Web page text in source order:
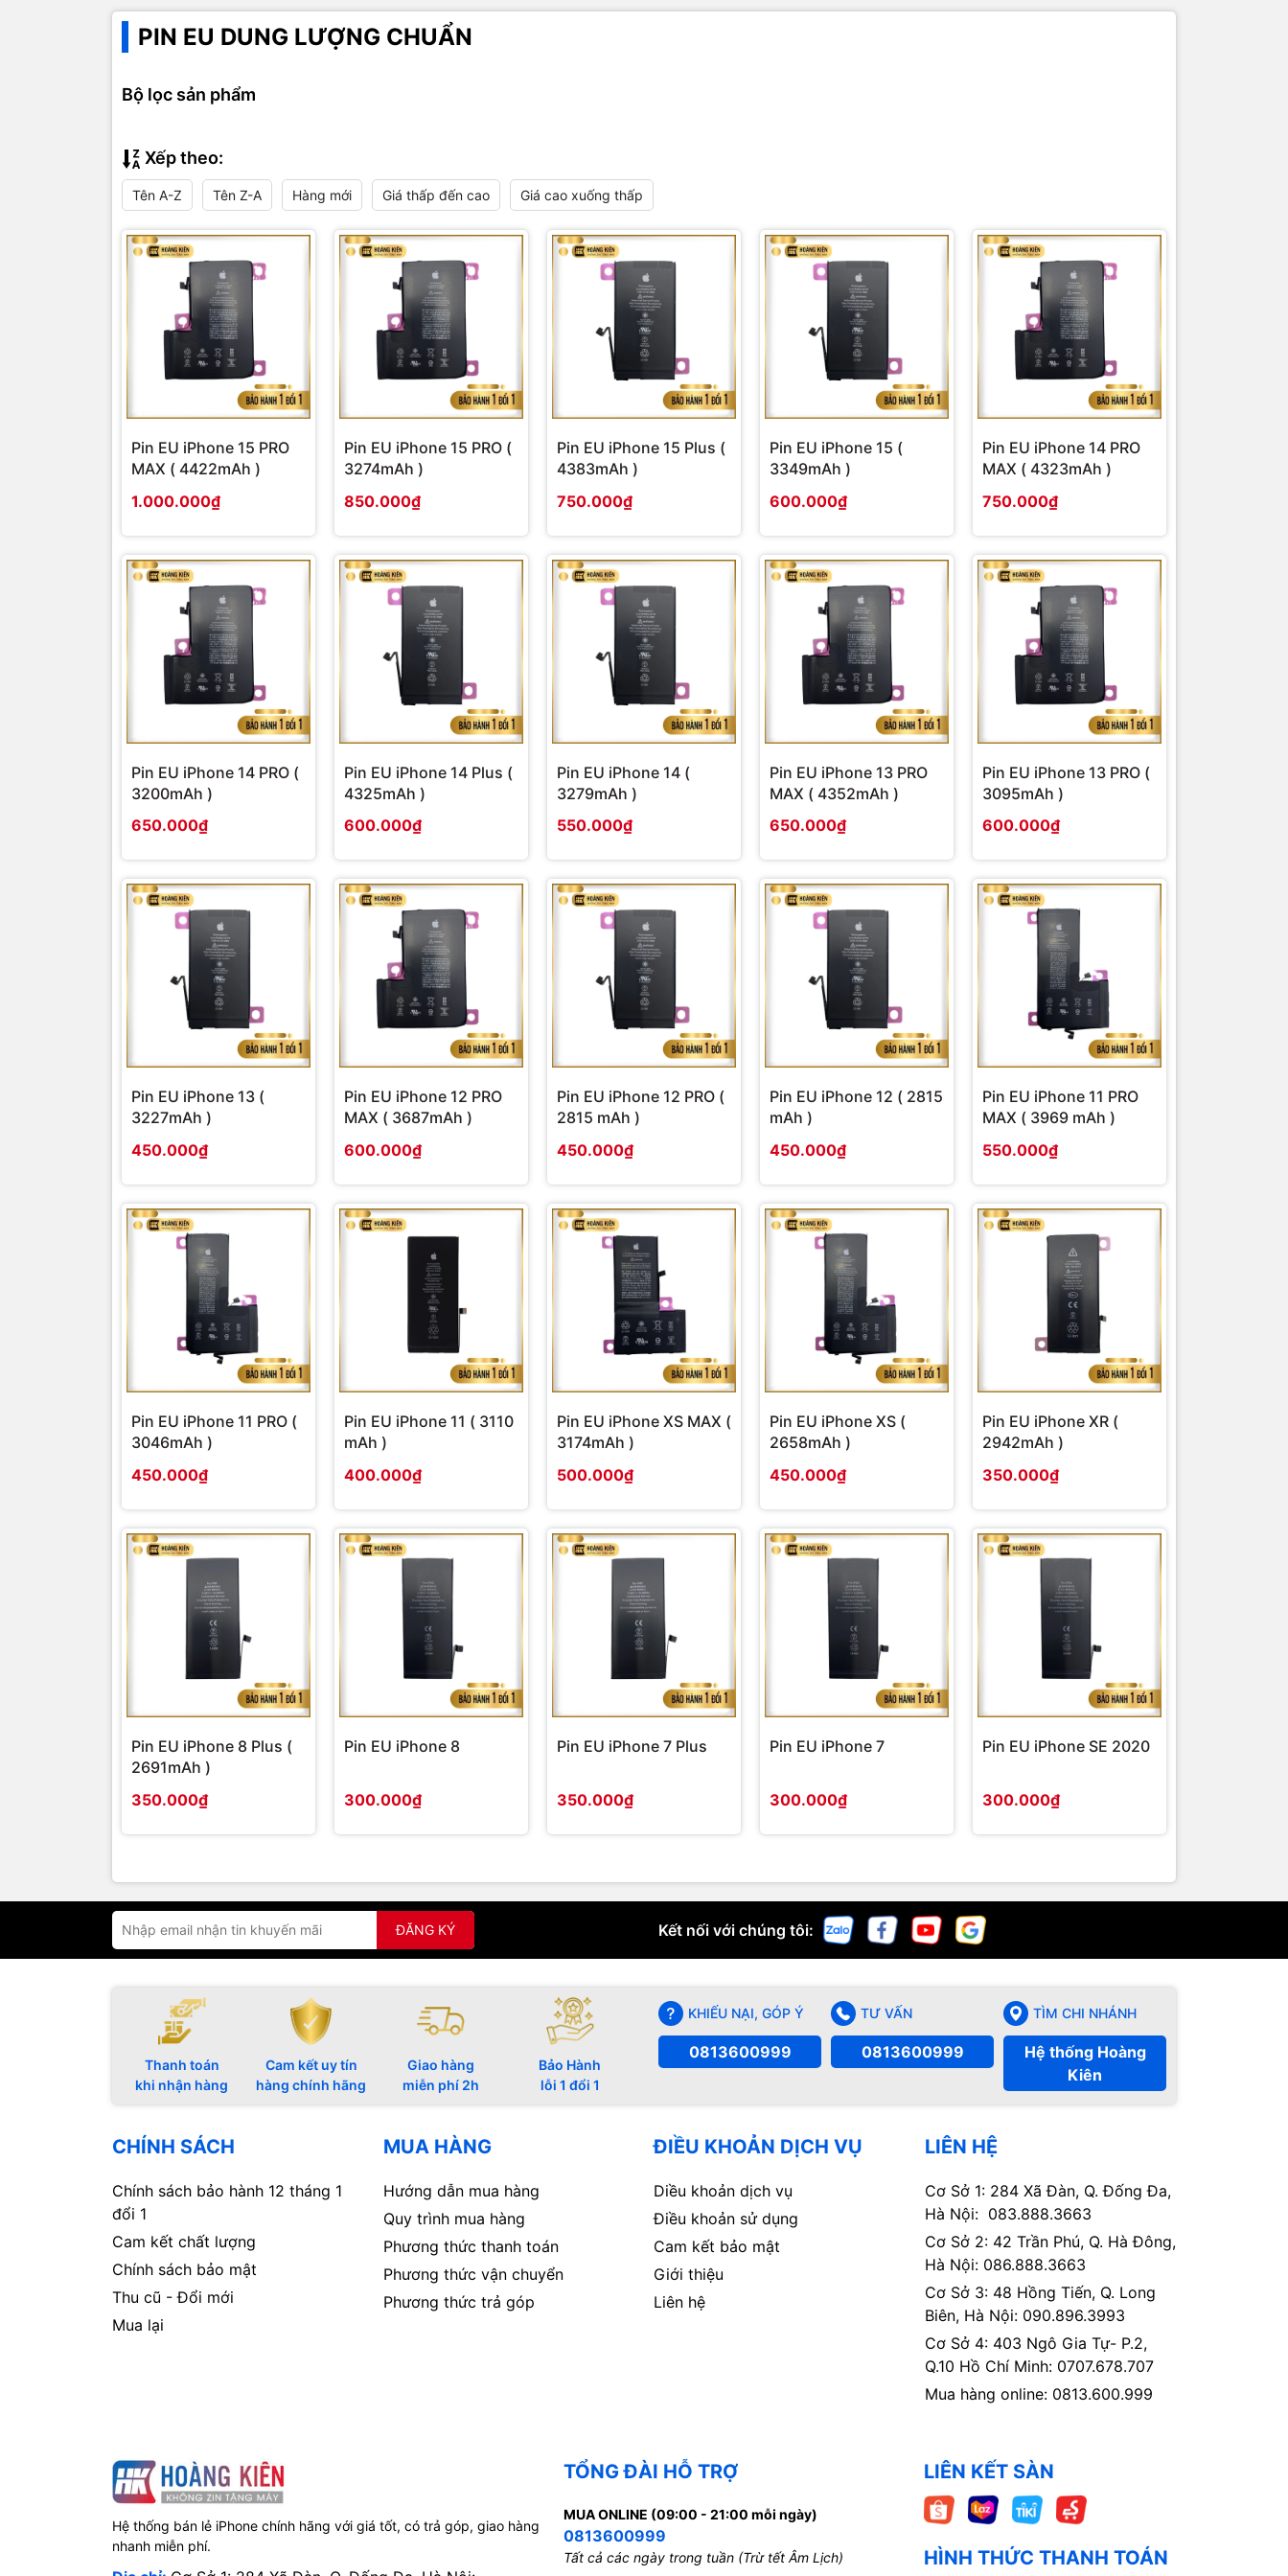
PIN EU DUNG LƯỢNG CHUẨN
Bộ lọc sản phẩm
Xếp theo:
Tên A-Z Tên Z-A Hàng mới Giá thấp đến cao Giá cao xuống thấp
Pin EU iPhone 15 PRO
MAX ( 4422mAh )
1.000.000₫
Pin EU iPhone 15 PRO (
3274mAh )
850.000₫
Pin EU iPhone 15 Plus (
4383mAh )
750.000₫
Pin EU iPhone 15 (
3349mAh )
600.000₫
Pin EU iPhone 14 PRO
MAX ( 4323mAh )
750.000₫
Pin EU iPhone 14 PRO (
3200mAh )
650.000₫
Pin EU iPhone 14 Plus (
4325mAh )
600.000₫
Pin EU iPhone 14 (
3279mAh )
550.000₫
Pin EU iPhone 13 PRO
MAX ( 4352mAh )
650.000₫
Pin EU iPhone 13 PRO (
3095mAh )
600.000₫
Pin EU iPhone 13 (
3227mAh )
450.000₫
Pin EU iPhone 12 PRO
MAX ( 3687mAh )
600.000₫
Pin EU iPhone 12 PRO (
2815 mAh )
450.000₫
Pin EU iPhone 12 ( 2815
mAh )
450.000₫
Pin EU iPhone 11 PRO
MAX ( 3969 mAh )
550.000₫
Pin EU iPhone 11 PRO (
3046mAh )
450.000₫
Pin EU iPhone 11 ( 3110
mAh )
400.000₫
Pin EU iPhone XS MAX (
3174mAh )
500.000₫
Pin EU iPhone XS (
2658mAh )
450.000₫
Pin EU iPhone XR (
2942mAh )
350.000₫
Pin EU iPhone 8 Plus (
2691mAh )
350.000₫
Pin EU iPhone 8
300.000₫
Pin EU iPhone 7 Plus
350.000₫
Pin EU iPhone 7
300.000₫
Pin EU iPhone SE 2020
300.000₫
ĐĂNG KÝ Kết nối với chúng tôi:
Thanh toán
khi nhận hàng
Cam kết uy tín
hàng chính hãng
Giao hàng
miễn phí 2h
Bảo Hành
lỗi 1 đổi 1
KHIẾU NẠI, GÓP Ý
0813600999
TƯ VẤN
0813600999
TÌM CHI NHÁNH
Hệ thống Hoàng
Kiên
CHÍNH SÁCH
Chính sách bảo hành 12 tháng 1
đổi 1
Cam kết chất lượng
Chính sách bảo mật
Thu cũ - Đổi mới
Mua lại
MUA HÀNG
Hướng dẫn mua hàng
Quy trình mua hàng
Phương thức thanh toán
Phương thức vận chuyển
Phương thức trả góp
ĐIỀU KHOẢN DỊCH VỤ
Diều khoản dịch vụ
Điều khoản sử dụng
Cam kết bảo mật
Giới thiệu
Liên hệ
LIÊN HỆ
Cơ Sở 1: 284 Xã Đàn, Q. Đống Đa,
Hà Nội: 083.888.3663
Cơ Sở 2: 42 Trần Phú, Q. Hà Đông,
Hà Nội: 086.888.3663
Cơ Sở 3: 48 Hồng Tiến, Q. Long
Biên, Hà Nội: 090.896.3993
Cơ Sở 4: 403 Ngô Gia Tự- P.2,
Q.10 Hồ Chí Minh: 0707.678.707
Mua hàng online: 0813.600.999
Hệ thống bán lẻ iPhone chính hãng với giá tốt, có trả góp, giao hàng
nhanh miễn phí.
TỔNG ĐÀI HỖ TRỢ
MUA ONLINE (09:00 - 21:00 mỗi ngày)
0813600999
Tất cả các ngày trong tuần (Trừ tết Âm Lịch)
LIÊN KẾT SÀN
HÌNH THỨC THANH TOÁN